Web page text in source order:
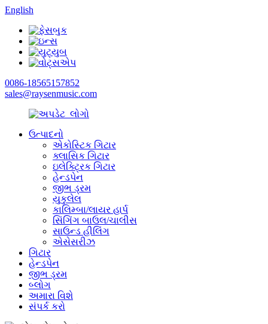
English
0086-18565157852
sales@raysenmusic.com
ઉત્પાદનો
એકોસ્ટિક ગિટાર
ક્લાસિક ગિટાર
ઇલેક્ટ્રિક ગિટાર
હેન્ડપેન
જીભ ડ્રમ
યુકુલેલ
કાલિમ્બા/લાયર હાર્પ
સિંગિંગ બાઉલ/ચાલીસ
સાઉન્ડ હીલિંગ
એસેસરીઝ
ગિટાર
હેન્ડપેન
જીભ ડ્રમ
બ્લોગ
અમારા વિશે
સંપર્ક કરો